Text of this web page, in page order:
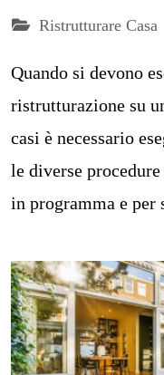
Ristrutturare Casa
Quando si devono
ristrutturazione su
casi è necessario
le diverse
in programma e per